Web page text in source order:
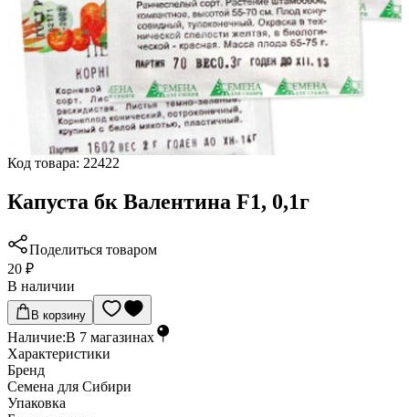
Код товара: 22422
Капуста бк Валентина F1, 0,1г
Поделиться товаром
20 ₽
В наличии
В корзину
Наличие:В 7 магазинах
Характеристики
Бренд
Семена для Сибири
Упаковка